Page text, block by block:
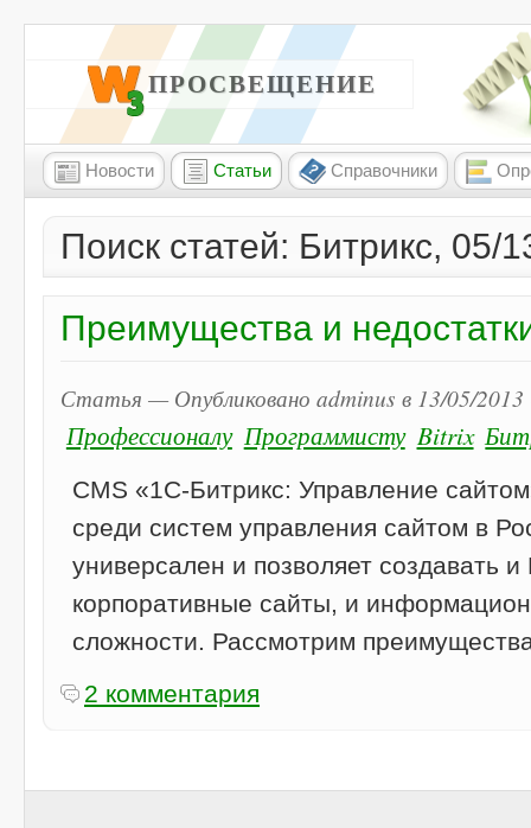
W3 ПРОСВЕЩЕНИЕ
Новости Статьи Справочники
Поиск статей: Битрикс, 05/
Преимущества и
Статья — Опубликовано adminus в 13/05/
Профессионалу Программисту Bitrix
CMS «1С-Битрикс: Управление
среди систем управления сайтом в
универсален и позволяет создавать
корпоративные сайты, и
сложности. Рассмотрим
2 комментария